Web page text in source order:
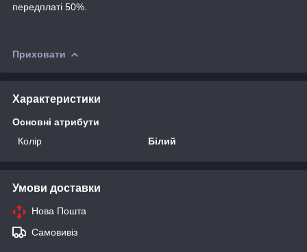
передплаті 50%.
Приховати
Характеристики
Основні атрибути
Колір
Білий
Умови доставки
Нова Пошта
Самовивіз